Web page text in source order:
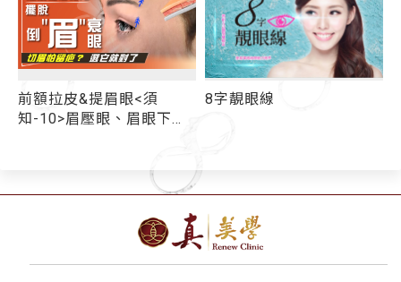
前額拉皮&提眉眼<須
知-10>眉壓眼、眉眼下垂
眼尾」 一招擺脫倒"眉"衰
眼
8字靚眼線